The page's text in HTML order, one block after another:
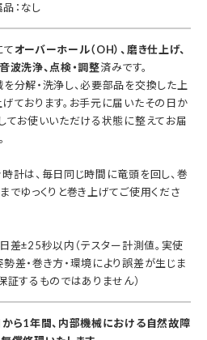
：なし
オーバーホール（OH）、磨き仕上げ、
波洗浄、点検・調整済みです。
分解・洗浄し、必要部品を交換した上
ております。お手元に届いたその日か
てお使いいただける状態に整えてお届
計は、毎日同じ時間に竜頭を回し、巻
でゆっくりと巻き上げてご使用くださ
差±25秒以内（テスター計測値。実使
差・巻き方・環境により誤差が生じま
証するものではありません）
から1年間、内部機械における自然故障